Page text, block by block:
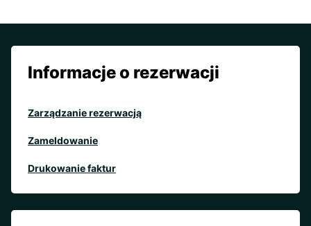
Informacje o rezerwacji
Zarządzanie rezerwacją
Zameldowanie
Drukowanie faktur